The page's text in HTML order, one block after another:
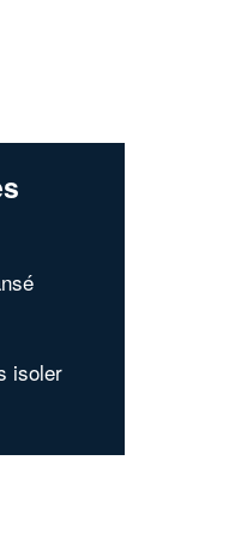
isoler